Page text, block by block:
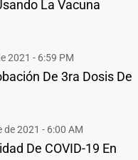
La Vacuna
2021 - 6:59 PM
De 3ra Dosis De
de 2021 - 6:00 AM
De COVID-19 En